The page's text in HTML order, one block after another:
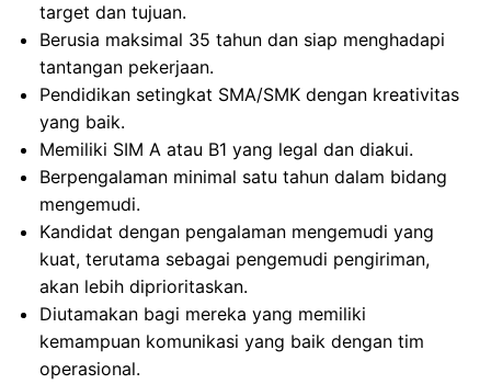
target dan tujuan.
Berusia maksimal 35 tahun dan siap menghadapi
tantangan pekerjaan.
Pendidikan setingkat SMA/SMK dengan kreativitas
yang baik.
Memiliki SIM A atau B1 yang legal dan diakui.
Berpengalaman minimal satu tahun dalam bidang
mengemudi.
Kandidat dengan pengalaman mengemudi yang
kuat, terutama sebagai pengemudi pengiriman,
akan lebih diprioritaskan.
Diutamakan bagi mereka yang memiliki
kemampuan komunikasi yang baik dengan tim
operasional.